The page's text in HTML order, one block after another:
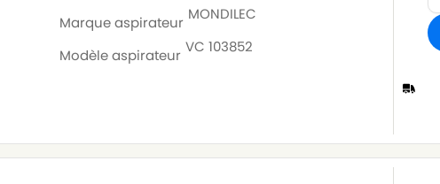
Marque aspirateur MONDILEC
Modèle aspirateur VC 103852